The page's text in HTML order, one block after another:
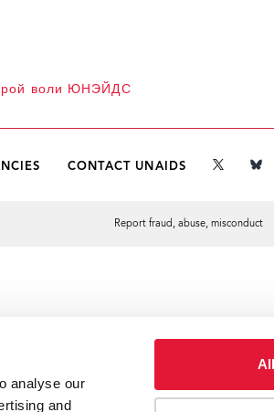
analyse our
and
воли ЮНЭЙДС
CONTACT UNAIDS
Report fraud, abuse, misconduct